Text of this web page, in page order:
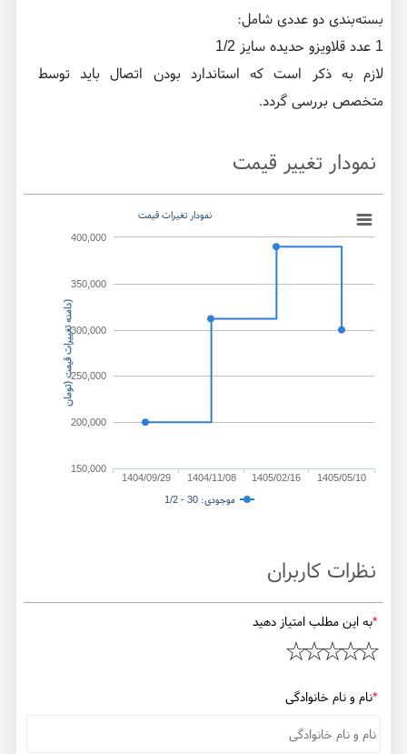
بسته‌بندی دو عددی شامل:
1 عدد قلاویزو حدیده سایز 1/2
لازم به ذکر است که استاندارد بودن اتصال باید توسط
متخصص بررسی گردد.
نمودار تغییر قیمت
د
ام
ن
ه
ت
غ
ی
ی
ر
ات
ق
ی
م
ت
(
ت
و
م
ا
ن
)
نمودار تغیرات قیمت
1/2 - موجودی: 30
1404/09/29 1404/11/08 1405/02/16 1405/05/10
150,000
200,000
250,000
300,000
350,000
400,000
نظرات کاربران
*به این مطلب امتیاز دهید
*نام و نام خانوادگی